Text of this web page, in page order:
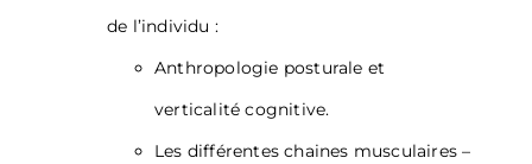
de l’individu :
Anthropologie posturale et
verticalité cognitive.
Les différentes chaines musculaires –